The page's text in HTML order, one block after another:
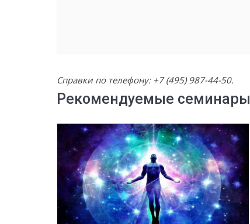
Справки по телефону: +7 (495) 987-44-50.
Рекомендуемые семинары